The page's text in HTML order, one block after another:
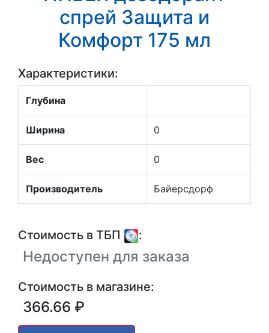
спрей Защита и
Комфорт 175 мл
Характеристики:
Глубина
Ширина 0
Вес 0
Производитель Байерсдорф
Стоимость в ТБП :
Недоступен для заказа
Стоимость в магазине:
366.66 ₽